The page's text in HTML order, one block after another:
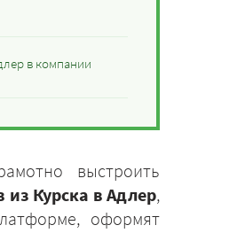
в компании
выстроить
из Курска в Адлер,
оформят